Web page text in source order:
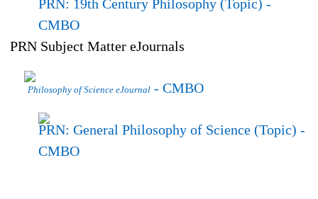
PRN: 19th Century Philosophy (Topic) -
CMBO
PRN Subject Matter eJournals
Philosophy of Science eJournal - CMBO
PRN: General Philosophy of Science (Topic) -
CMBO